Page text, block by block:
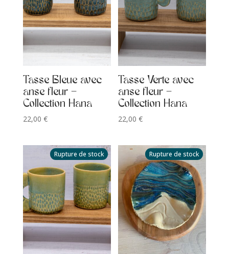
Tasse Bleue avec
anse fleur –
Collection Hana
22,00 €
Tasse Verte avec
anse fleur –
Collection Hana
22,00€
Rupture de stock Rupture de stock